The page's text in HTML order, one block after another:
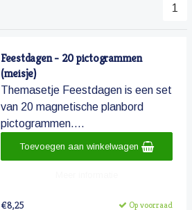
1
Feestdagen - 20 pictogrammen
(meisje)
Themasetje Feestdagen is een set
van 20 magnetische planbord
pictogrammen....
€8,25 Op voorraad
Toevoegen aan winkelwagen